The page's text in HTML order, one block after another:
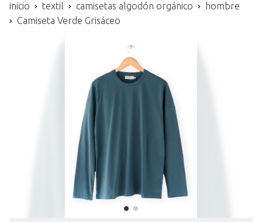
inicio textil camisetas algodón orgánico
hombre
Camiseta Verde Grisáceo